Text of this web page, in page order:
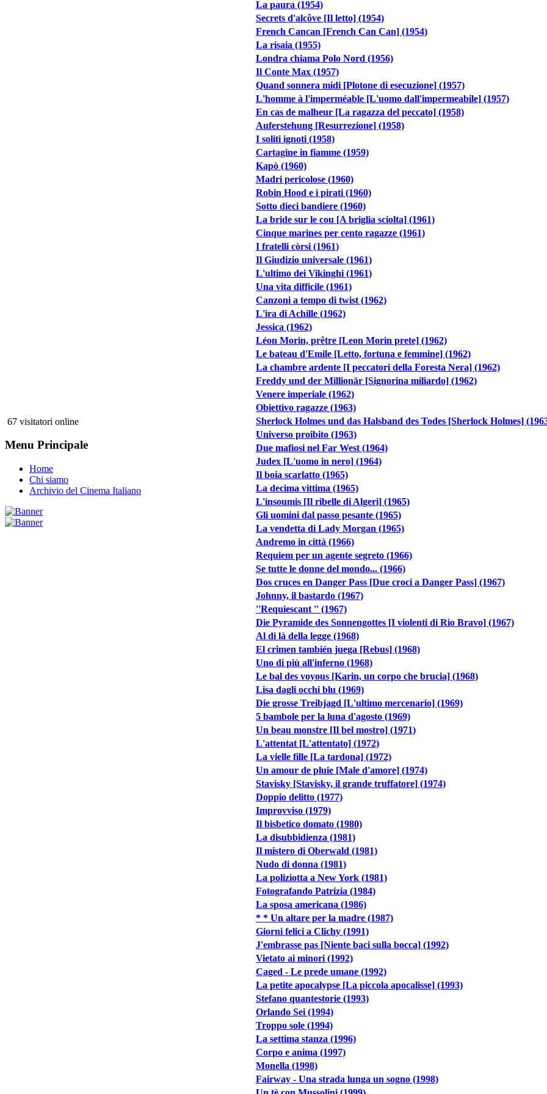
67 visitatori online
Menu Principale
Home
Chi siamo
Archivio del Cinema Italiano
La paura (1954)
Secrets d'alcôve [Il letto] (1954)
French Cancan [French Can Can] (1954)
La risaia (1955)
Londra chiama Polo Nord (1956)
Il Conte Max (1957)
Quand sonnera midi [Plotone di esecuzione] (1957)
L'homme à l'imperméable [L'uomo dall'impermeabile] (1957)
En cas de malheur [La ragazza del peccato] (1958)
Auferstehung [Resurrezione] (1958)
I soliti ignoti (1958)
Cartagine in fiamme (1959)
Kapò (1960)
Madri pericolose (1960)
Robin Hood e i pirati (1960)
Sotto dieci bandiere (1960)
La bride sur le cou [A briglia sciolta] (1961)
Cinque marines per cento ragazze (1961)
I fratelli còrsi (1961)
Il Giudizio universale (1961)
L'ultimo dei Vikinghi (1961)
Una vita difficile (1961)
Canzoni a tempo di twist (1962)
L'ira di Achille (1962)
Jessica (1962)
Léon Morin, prêtre [Leon Morin prete] (1962)
Le bateau d'Emile [Letto, fortuna e femmine] (1962)
La chambre ardente [I peccatori della Foresta Nera] (1962)
Freddy und der Millionär [Signorina miliardo] (1962)
Venere imperiale (1962)
Obiettivo ragazze (1963)
Sherlock Holmes und das Halsband des Todes [Sherlock Holmes]
Universo proibito (1963)
Due mafiosi nel Far West (1964)
Judex [L'uomo in nero] (1964)
Il boia scarlatto (1965)
La decima vittima (1965)
L'insoumis [Il ribelle di Algeri] (1965)
Gli uomini dal passo pesante (1965)
La vendetta di Lady Morgan (1965)
Andremo in città (1966)
Requiem per un agente segreto (1966)
Se tutte le donne del mondo... (1966)
Dos cruces en Danger Pass [Due croci a Danger Pass] (1967)
Johnny, il bastardo (1967)
''Requiescant '' (1967)
Die Pyramide des Sonnengottes [I violenti di Rio Bravo] (1967)
Al di là della legge (1968)
El crimen también juega [Rebus] (1968)
Uno di più all'inferno (1968)
Le bal des voyous [Karin, un corpo che brucia] (1968)
Lisa dagli occhi blu (1969)
Die grosse Treibjagd [L'ultimo mercenario] (1969)
5 bambole per la luna d'agosto (1969)
Un beau monstre [Il bel mostro] (1971)
L'attentat [L'attentato] (1972)
La vielle fille [La tardona] (1972)
Un amour de pluie [Male d'amore] (1974)
Stavisky [Stavisky, il grande truffatore] (1974)
Doppio delitto (1977)
Improvviso (1979)
Il bisbetico domato (1980)
La disubbidienza (1981)
Il mistero di Oberwald (1981)
Nudo di donna (1981)
La poliziotta a New York (1981)
Fotografando Patrizia (1984)
La sposa americana (1986)
* * Un altare per la madre (1987)
Giorni felici a Clichy (1991)
J'embrasse pas [Niente baci sulla bocca] (1992)
Vietato ai minori (1992)
Caged - Le prede umane (1992)
La petite apocalypse [La piccola apocalisse] (1993)
Stefano quantestorie (1993)
Orlando Sei (1994)
Troppo sole (1994)
La settima stanza (1996)
Corpo e anima (1997)
Monella (1998)
Fairway - Una strada lunga un sogno (1998)